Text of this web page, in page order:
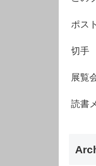
ポス
切手
展覧
読書